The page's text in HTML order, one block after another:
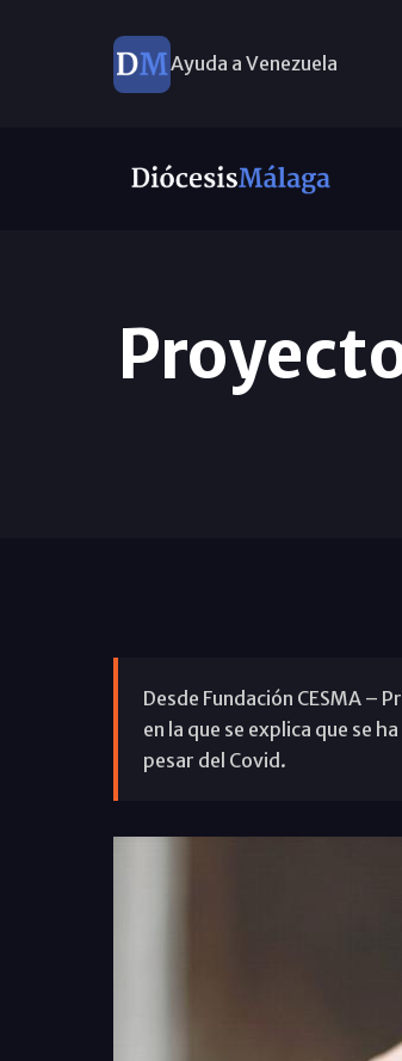
Ayuda a Venezuela
Desde Fundación CESMA –
en la que se explica que se
pesar del Covid.